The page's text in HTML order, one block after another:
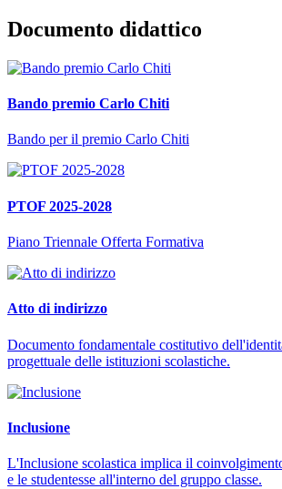
Documento didattico
Bando premio Carlo Chiti
Bando per il premio Carlo Chiti
PTOF 2025-2028
Piano Triennale Offerta Formativa
Atto di indirizzo
Documento fondamentale costitutivo
progettuale delle istituzioni scolastiche.
Inclusione
L'Inclusione scolastica implica il
e le studentesse all'interno del gruppo classe.